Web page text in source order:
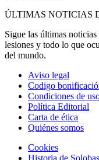
ÚLTIMAS NOTICIAS
Sigue las últimas
lesiones y todo lo que
del mundo.
Aviso legal
Codigo
Condiciones de
Política Editorial
Carta de ética
Quiénes somos
Cookies
Historia de